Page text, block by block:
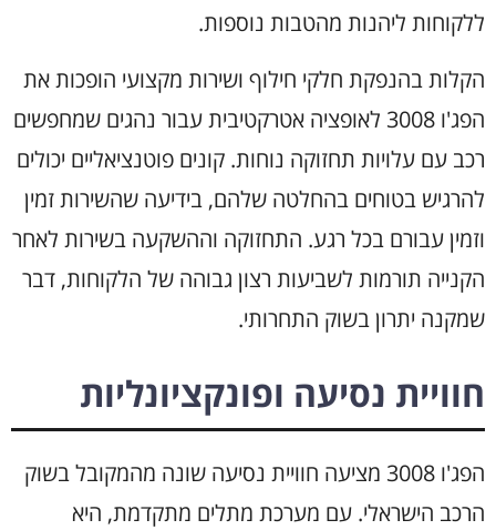
ללקוחות ליהנות מהטבות נוספות.
הקלות בהנפקת חלקי חילוף ושירות מקצועי הופכות את
הפג'ו 3008 לאופציה אטרקטיבית עבור נהגים שמחפשים
רכב עם עלויות תחזוקה נוחות. קונים פוטנציאליים יכולים
להרגיש בטוחים בהחלטה שלהם, בידיעה שהשירות זמין
וזמין עבורם בכל רגע. התחזוקה וההשקעה בשירות לאחר
הקנייה תורמות לשביעות רצון גבוהה של הלקוחות, דבר
שמקנה יתרון בשוק התחרותי.
חוויית נסיעה ופונקציונליות
הפג'ו 3008 מציעה חוויית נסיעה שונה מהמקובל בשוק
הרכב הישראלי. עם מערכת מתלים מתקדמת, היא